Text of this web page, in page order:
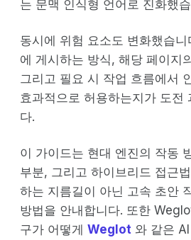
는 문맥 인식형 언어로 진화했
동시에 위험 요소도 변화했습니
에 게시하는 방식, 해당 페이지
그리고 필요 시 작업 흐름에서
효과적으로 허용하는지가 도전
다.
이 가이드는 현대 엔진의 작동
부분, 그리고 하이브리드 접근
하는 지름길이 아닌 고속 초안
방법을 안내합니다. 또한
구가 어떻게 Weglot 와 같은